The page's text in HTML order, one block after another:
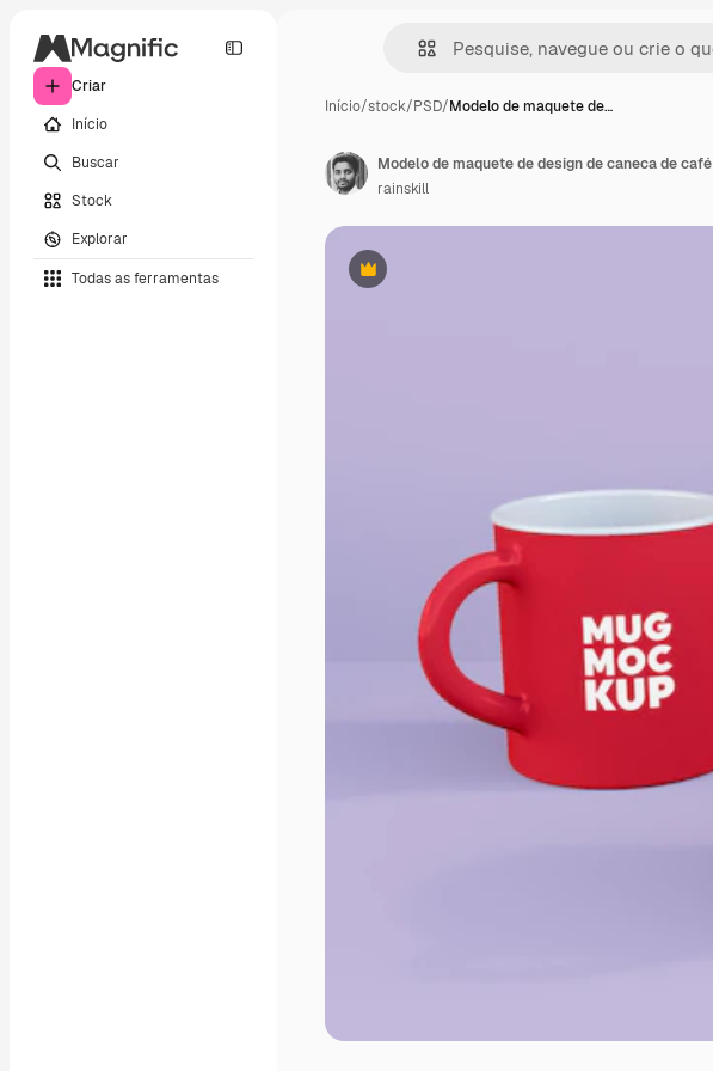
Criar
Início
Buscar
Stock
Explorar
Todas as ferramentas
Início/stock/PSD/Modelo de maquete de…
Premium
Modelo de maquete de design de caneca de café
rainskill